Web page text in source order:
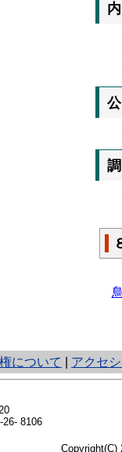
について アクセ
8106